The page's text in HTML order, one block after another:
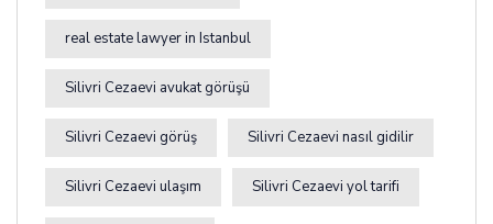
real estate lawyer in Istanbul
Silivri Cezaevi avukat görüşü
Silivri Cezaevi görüş Silivri Cezaevi nasıl gidilir
Silivri Cezaevi ulaşım Silivri Cezaevi yol tarifi